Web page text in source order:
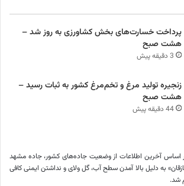
پرداخت خسارت‌های بخش کشاورزی به‌ روز شد –
هشت صبح
3 دقیقه پیش
زنجیره تولید مرغ و تخم‌مرغ کشور به ثبات رسید –
هشت صبح
44 دقیقه پیش
اساس آخرین اطلاعات از وضعیت جاده‌های کشور، جاده مشهد
به دلیل بالا آمدن سطح آب، گل ولای و نداشتن ایمنی کافی
شد.